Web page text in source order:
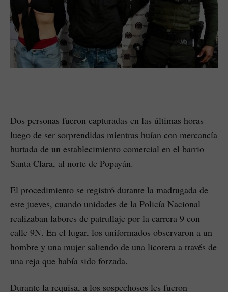
Dos personas fueron capturadas en las últimas horas
luego de ser sorprendidas mientras huían con mercancía
hurtada de un establecimiento comercial en el barrio
Santa Clara, al norte de Popayán.
El procedimiento se registró durante la madrugada de
este jueves, cuando unidades de la Policía Nacional
realizaban labores de patrullaje por la carrera 9 con
calle 9N. En el lugar, los uniformados observaron a un
hombre y una mujer saliendo de una licorera a través de
una reja que había sido forzada.
Durante la requisa, a los sospechosos les fueron